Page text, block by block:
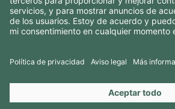
CONTACTOS
SÍGANOS EN